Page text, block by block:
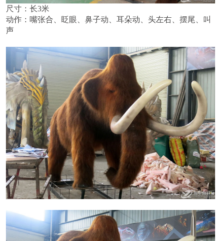
尺寸：长3米
动作： 嘴张合、眨眼、鼻子动、耳朵动、头左右、摆尾、叫
声